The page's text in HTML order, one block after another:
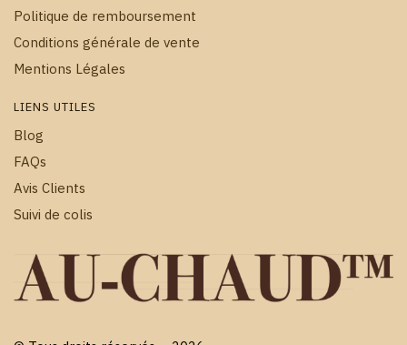
Politique de remboursement
Conditions générale de vente
Mentions Légales
LIENS UTILES
Blog
FAQs
Avis Clients
Suivi de colis